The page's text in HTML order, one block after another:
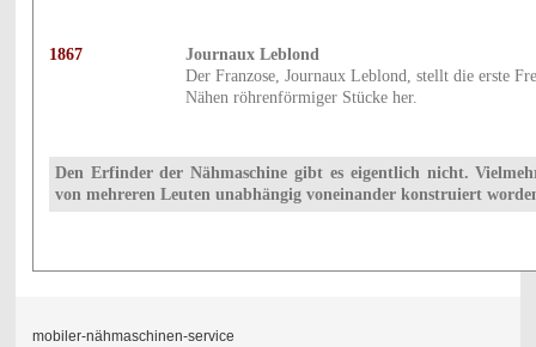
1867
Journaux Leblond
Der Franzose, Journaux Leblond, stellt die erste
Nähen röhrenförmiger Stücke her.
Den Erfinder der Nähmaschine gibt es eigentlich nicht.
von mehreren Leuten unabhängig voneinander konstruiert
mobiler-nähmaschinen-service